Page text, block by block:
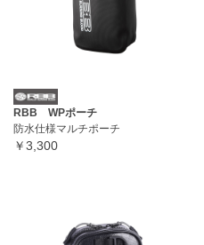
RBB WPポーチ
防水仕様マルチポーチ
￥3,300